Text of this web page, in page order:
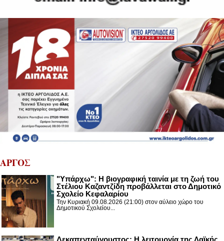
ΑΡΓΟΣ
"Υπάρχω": Η βιογραφική ταινία με τη ζωή του
Στέλιου Καζαντζίδη προβάλλεται στο Δημοτικό
Σχολείο Κεφαλαρίου
Την Κυριακή 09.08.2026 (21:00) στον αύλειο χώρο του
Δημοτικού Σχολείου...
Δεκαπενταύγουστος: H λειτουργία της Λαϊκής